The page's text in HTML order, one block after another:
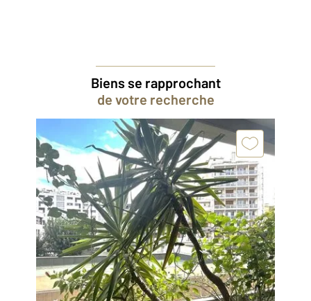
Biens se rapprochant
de votre recherche